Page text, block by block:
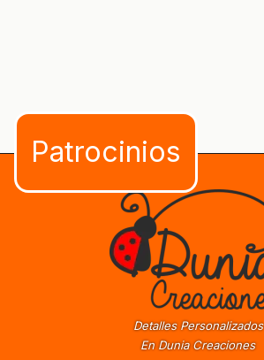
Detalles Personalizados
En Dunia Creaciones